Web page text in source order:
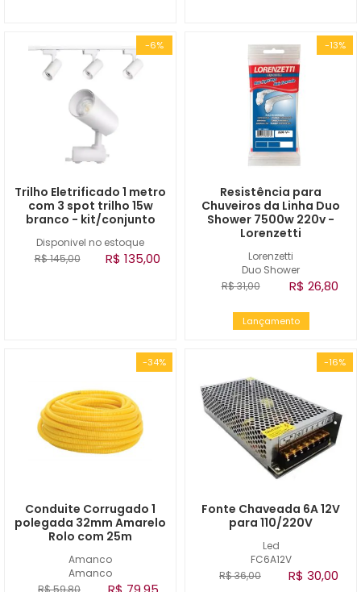
-6%
Disponivel no estoque
Trilho Eletrificado 1 metro
com 3 spot trilho 15w
branco - kit/conjunto
R$ 145,00 R$ 135,00
-13%
Lorenzetti
Duo Shower
Resistência para
Chuveiros da Linha Duo
Shower 7500w 220v -
Lorenzetti
R$ 31,00 R$ 26,80
Lançamento
-34%
Amanco
Amanco
Conduite Corrugado 1
polegada 32mm Amarelo
Rolo com 25m
R$ 59,80
-16%
Led
FC6A12V
Fonte Chaveada 6A 12V
para 110/220V
R$ 36,00 R$ 30,00